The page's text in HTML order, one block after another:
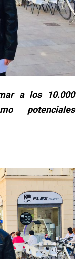
a los 10.000
potenciales